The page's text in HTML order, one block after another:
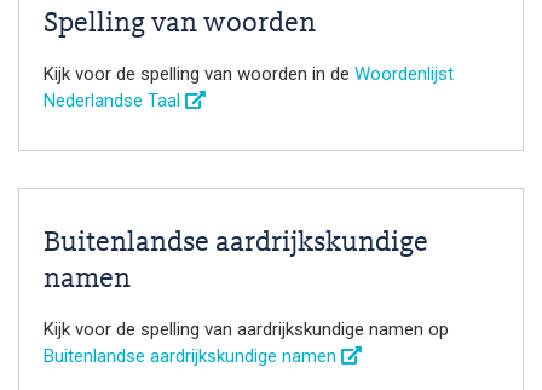
Spelling van woorden
Kijk voor de spelling van woorden in de Woordenlijst
Nederlandse Taal
Buitenlandse aardrijkskundige
namen
Kijk voor de spelling van aardrijkskundige namen op
Buitenlandse aardrijkskundige namen